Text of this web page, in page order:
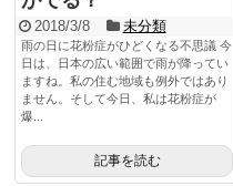
2018/3/8 未分類
雨の日に花粉症がひどくなる不思議 今
日は、日本の広い範囲で雨が降ってい
ますね。私の住む地域も例外ではあり
ません。そして今日、私は花粉症が
爆...
記事を読む